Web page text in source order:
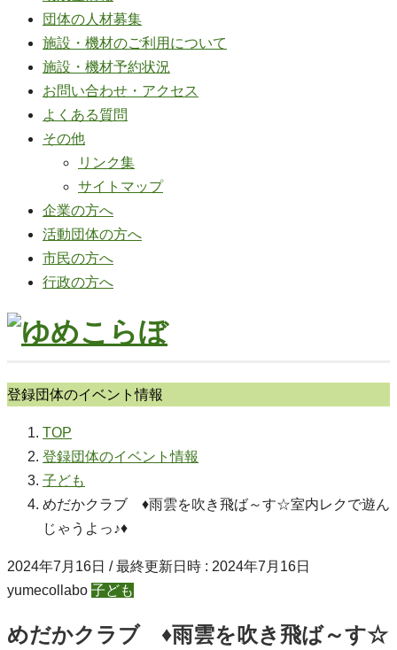
団体の人材募集
施設・機材のご利用について
施設・機材予約状況
お問い合わせ・アクセス
よくある質問
その他
リンク集
サイトマップ
企業の方へ
活動団体の方へ
市民の方へ
行政の方へ
登録団体のイベント情報
TOP
登録団体のイベント情報
子ども
めだかクラブ ♦雨雲を吹き飛ば～す☆室内レクで遊ん
じゃうよっ♪♦
2024年7月16日 / 最終更新日時 : 2024年7月16日
yumecollabo 子ども
めだかクラブ ♦雨雲を吹き飛ば～す☆